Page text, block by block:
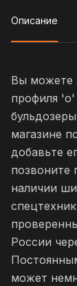
Описание
Вы можете
профиля
магазине
добавьте
позвоните
наличии
России
может